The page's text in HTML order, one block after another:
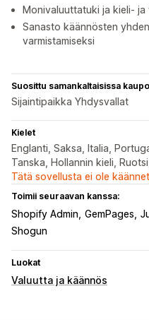
Monivaluuttatuki ja kieli-
Sanasto käännösten
varmistamiseksi
Suosittu samankaltaisissa
Sijaintipaikka Yhdysvallat
Kielet
Englanti, Saksa, Italia,
Tanska, Hollannin kieli,
Tätä sovellusta ei ole
Toimii seuraavan kanssa:
Shopify Admin GemPages
Shogun
Luokat
Valuutta ja käännös